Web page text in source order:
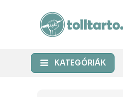
KATEGÓRIÁK